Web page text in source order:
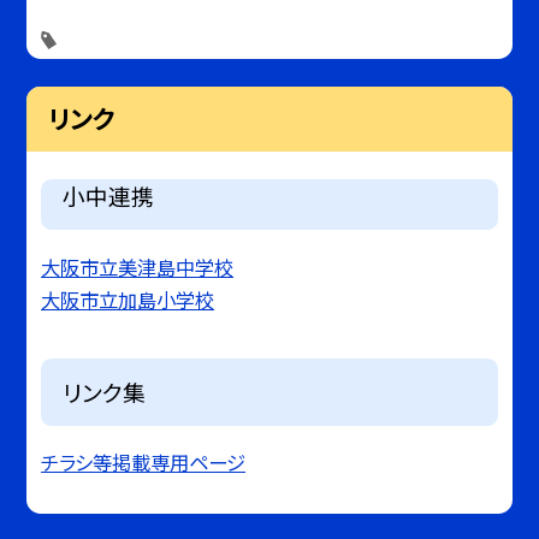
リンク
小中連携
大阪市立美津島中学校
大阪市立加島小学校
リンク集
チラシ等掲載専用ページ